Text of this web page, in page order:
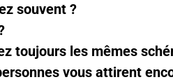
souvent ?
toujours les mêmes
vous attirent